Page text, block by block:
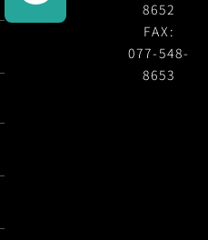
8652
FAX:
077-548-
8653